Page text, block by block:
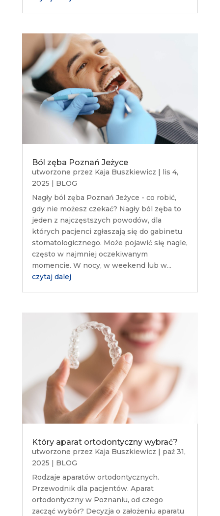
Ból zęba Poznań Jeżyce
utworzone przez Kaja Buszkiewicz | lis 4,
2025 | BLOG
Nagły ból zęba Poznań Jeżyce - co robić,
gdy nie możesz czekać? Nagły ból zęba to
jeden z najczęstszych powodów, dla
których pacjenci zgłaszają się do gabinetu
stomatologicznego. Może pojawić się nagle,
często w najmniej oczekiwanym
momencie. W nocy, w weekend lub w...
czytaj dalej
Który aparat ortodontyczny wybrać?
utworzone przez Kaja Buszkiewicz | paź 31,
2025 | BLOG
Rodzaje aparatów ortodontycznych.
Przewodnik dla pacjentów. Aparat
ortodontyczny w Poznaniu, od czego
zacząć wybór? Decyzja o założeniu aparatu